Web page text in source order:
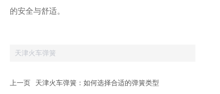
的安全与舒适。
天津火车弹簧
上一页 天津火车弹簧：如何选择合适的弹簧类型